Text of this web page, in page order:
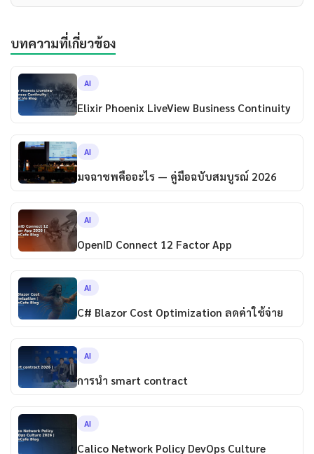
บทความที่เกี่ยวข้อง
AI
Elixir Phoenix LiveView Business Continuity
AI
มจฉาชพคืออะไร — คู่มือฉบับสมบูรณ์ 2026
AI
OpenID Connect 12 Factor App
AI
C# Blazor Cost Optimization ลดค่าใช้จ่าย
AI
การนํา smart contract
AI
Calico Network Policy DevOps Culture